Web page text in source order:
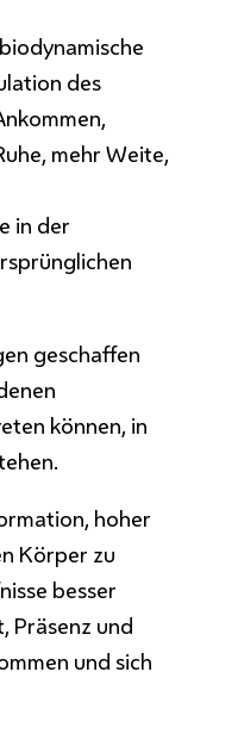
biodynamische
des
mehr Weite,
in der
geschaffen
können, in
hoher
Körper zu
besser
Präsenz und
und sich